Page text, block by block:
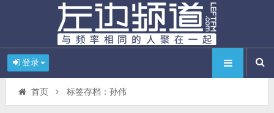
登录
首页 标签存档：孙伟